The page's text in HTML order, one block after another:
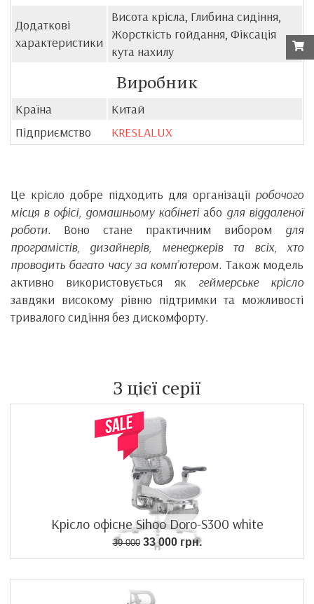
Додаткові
характеристики
Висота крісла, Глибина сидіння,
Жорсткість гойдання, Фіксація
кута нахилу
Виробник
Країна
Китай
Підприємство
KRESLALUX
Це крісло добре підходить для організації робочого
місця в офісі, домашньому кабінетіабо для віддаленої
роботи. Воно стане практичним вибором для
програмістів, дизайнерів, менеджерів та всіх, хто
проводить багато часу за комп’ютером. Також модель
активно використовується як геймерське крісло
завдяки високому рівню підтримки та можливості
тривалого сидіння без дискомфорту.
З цієї серії
Крісло офісне Sihoo Doro-S300 white
39 00033 000 грн.